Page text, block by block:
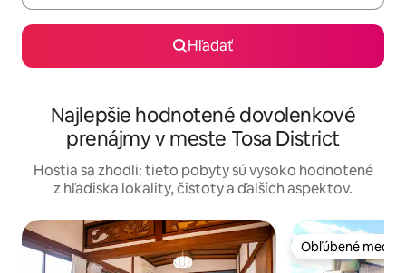
Hľadať
Najlepšie hodnotené dovolenkové
prenájmy v meste Tosa District
Hostia sa zhodli: tieto pobyty sú vysoko hodnotené
z hľadiska lokality, čistoty a ďalších aspektov.
Obľúbené medzi
Obľúbené medzi